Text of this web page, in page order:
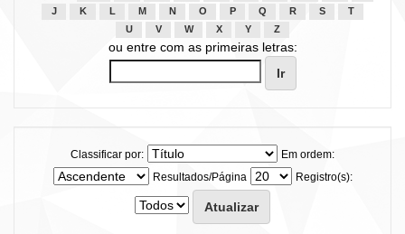
J
K L M N O P Q R S
T
U
V W X Y Z
ou entre com as primeiras letras:
Classificar por:
Em ordem:
Resultados/Página
Registro(s):